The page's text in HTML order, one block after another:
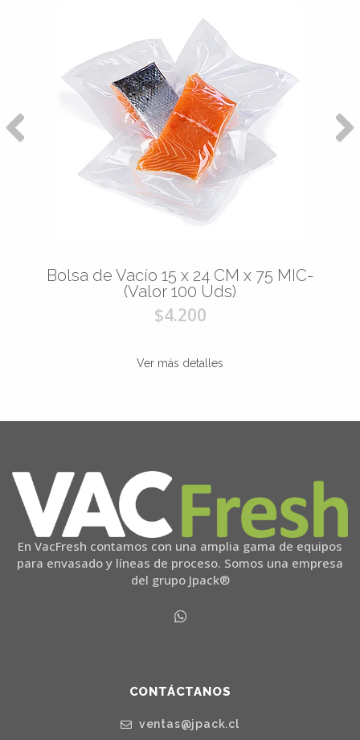
Bolsa de Vacío 15 x 24 CM x 75 MIC-
(Valor 100 Uds)
$4.200
Ver más detalles
En VacFresh contamos con una amplia gama de equipos
para envasado y líneas de proceso. Somos una empresa
del grupo Jpack®
CONTÁCTANOS
ventas@jpack.cl